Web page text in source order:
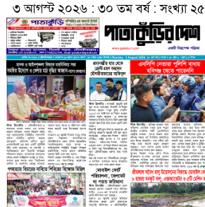
৩ আগস্ট ২০২৬ : ৩০ তম বর্ষ : সংখ্যা ২৫